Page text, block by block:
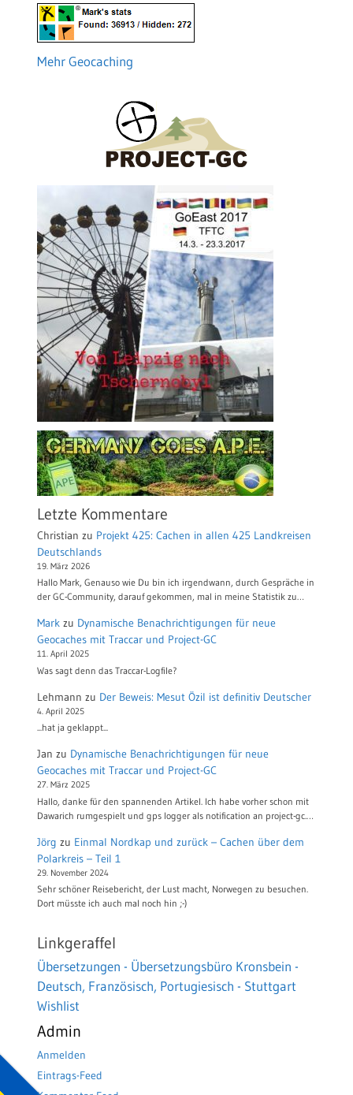
Mehr Geocaching
Letzte Kommentare
Christian zu Projekt 425: Cachen in allen 425 Landkreisen
Deutschlands
19. März 2026
Hallo Mark, Genauso wie Du bin ich irgendwann, durch Gespräche in
der GC-Community, darauf gekommen, mal in meine Statistik zu…
Mark zu Dynamische Benachrichtigungen für neue
Geocaches mit Traccar und Project-GC
11. April 2025
Was sagt denn das Traccar-Logfile?
Lehmann zu Der Beweis: Mesut Özil ist definitiv Deutscher
4. April 2025
...hat ja geklappt...
Jan zu Dynamische Benachrichtigungen für neue
Geocaches mit Traccar und Project-GC
27. März 2025
Hallo, danke für den spannenden Artikel. Ich habe vorher schon mit
Dawarich rumgespielt und gps logger als notification an project-gc.…
Jörg zu Einmal Nordkap und zurück – Cachen über dem
Polarkreis – Teil 1
29. November 2024
Sehr schöner Reisebericht, der Lust macht, Norwegen zu besuchen.
Dort müsste ich auch mal noch hin ;-)
Linkgeraffel
Übersetzungen - Übersetzungsbüro Kronsbein -
Deutsch, Französisch, Portugiesisch - Stuttgart
Wishlist
Admin
Anmelden
Eintrags-Feed